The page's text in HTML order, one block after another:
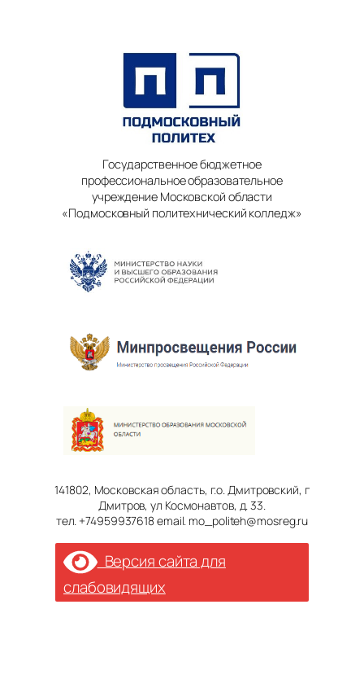
Государственное бюджетное
профессиональное образовательное
учреждение Московской области
«Подмосковный политехнический колледж»
141802, Московская область, г.о. Дмитровский, г
Дмитров, ул Космонавтов, д. 33.
тел. +74959937618 email. mo_politeh@mosreg.ru
Версия сайта для
слабовидящих